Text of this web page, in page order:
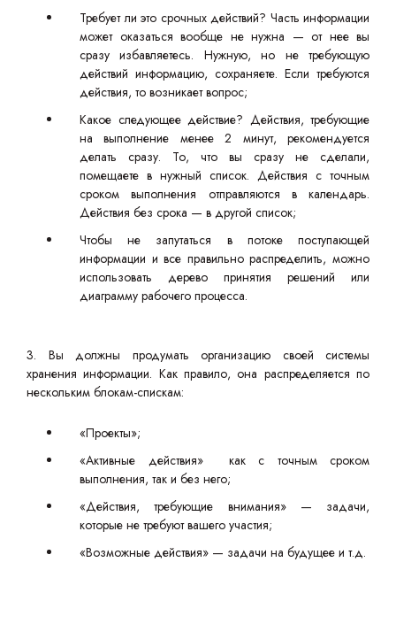
Требует ли это срочных действий? Часть информации
может оказаться вообще не нужна — от нее вы
сразу избавляетесь. Нужную, но не требующую
действий информацию, сохраняете. Если требуются
действия, то возникает вопрос;
Какое следующее действие? Действия, требующие
на выполнение менее 2 минут, рекомендуется
делать сразу. То, что вы сразу не сделали,
помещаете в нужный список. Действия с точным
сроком выполнения отправляются в календарь.
Действия без срока — в другой список;
Чтобы не запутаться в потоке поступающей
информации и все правильно распределить, можно
использовать дерево принятия решений или
диаграмму рабочего процесса.
3. Вы должны продумать организацию своей системы
хранения информации. Как правило, она распределяется по
нескольким блокам-спискам:
«Проекты»;
«Активные действия» как с точным сроком
выполнения, так и без него;
«Действия, требующие внимания» — задачи,
которые не требуют вашего участия;
«Возможные действия» — задачи на будущее и т.д.